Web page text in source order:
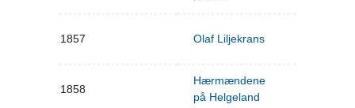
1857 Olaf Liljekrans
1858
Hærmændene
på Helgeland